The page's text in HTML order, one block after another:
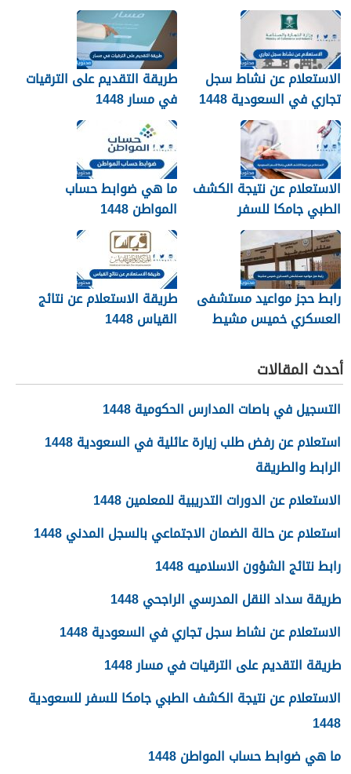
الاستعلام عن نشاط سجل
تجاري في السعودية 1448
طريقة التقديم على الترقيات
في مسار 1448
الاستعلام عن نتيجة الكشف
الطبي جامكا للسفر
للسعودية 1448
ما هي ضوابط حساب
المواطن 1448
رابط حجز مواعيد مستشفى
العسكري خميس مشيط
طريقة الاستعلام عن نتائج
القياس 1448
أحدث المقالات
التسجيل في باصات المدارس الحكومية 1448
استعلام عن رفض طلب زيارة عائلية في السعودية 1448
الرابط والطريقة
الاستعلام عن الدورات التدريبية للمعلمين 1448
استعلام عن حالة الضمان الاجتماعي بالسجل المدني 1448
رابط نتائج الشؤون الاسلاميه 1448
طريقة سداد النقل المدرسي الراجحي 1448
الاستعلام عن نشاط سجل تجاري في السعودية 1448
طريقة التقديم على الترقيات في مسار 1448
الاستعلام عن نتيجة الكشف الطبي جامكا للسفر للسعودية
1448
ما هي ضوابط حساب المواطن 1448